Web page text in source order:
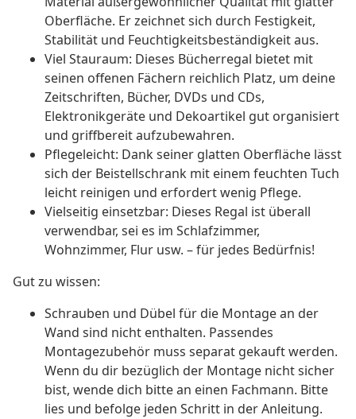
Oberfläche. Er zeichnet sich durch Festigkeit,
Stabilität und Feuchtigkeitsbeständigkeit aus.
Viel Stauraum: Dieses Bücherregal bietet mit
seinen offenen Fächern reichlich Platz, um deine
Zeitschriften, Bücher, DVDs und CDs,
Elektronikgeräte und Dekoartikel gut organisiert
und griffbereit aufzubewahren.
Pflegeleicht: Dank seiner glatten Oberfläche lässt
sich der Beistellschrank mit einem feuchten Tuch
leicht reinigen und erfordert wenig Pflege.
Vielseitig einsetzbar: Dieses Regal ist überall
verwendbar, sei es im Schlafzimmer,
Wohnzimmer, Flur usw. – für jedes Bedürfnis!
Gut zu wissen:
Schrauben und Dübel für die Montage an der
Wand sind nicht enthalten. Passendes
Montagezubehör muss separat gekauft werden.
Wenn du dir bezüglich der Montage nicht sicher
bist, wende dich bitte an einen Fachmann. Bitte
lies und befolge jeden Schritt in der Anleitung.